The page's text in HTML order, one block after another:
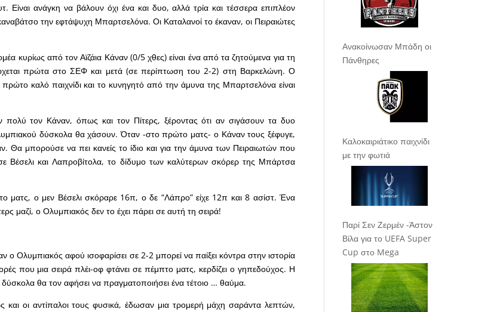
Είναι ανάγκη να βάλουν όχι ένα και δυο, αλλά τρία και τέσσερα επιπλέον
την εφτάψυχη Μπαρτσελόνα. Οι Καταλανοί το έκαναν, οι Πειραιώτες
κυρίως από τον Αϊζάια Κάναν (0/5 χθες) είναι ένα από τα ζητούμενα για τη
πρώτα στο ΣΕΦ και μετά (σε περίπτωση του 2-2) στη Βαρκελώνη. Ο
πρώτο καλό παιχνίδι και το κυνηγητό από την άμυνα της Μπαρτσελόνα είναι
πολύ τον Κάναν, όπως και τον Πίτερς, ξέροντας ότι αν σιγάσουν τα δυο
δύσκολα θα χάσουν. Όταν -στο πρώτο ματς- ο Κάναν τους ξέφυγε,
Θα μπορούσε να πει κανείς το ίδιο και για την άμυνα των Πειραιωτών που
σε Βέσελι και Λαπροβίτολα, το δίδυμο των καλύτερων σκόρερ της Μπάρτσα
ματς, ο μεν Βέσελι σκόραρε 16π, ο δε “Λάπρο” είχε 12π και 8 ασίστ. Ένα
μαζί, ο Ολυμπιακός δεν το έχει πάρει σε αυτή τη σειρά!
ο Ολυμπιακός αφού ισοφαρίσει σε 2-2 μπορεί να παίξει κόντρα στην ιστορία
που μια σειρά πλέι-οφ φτάνει σε πέμπτο ματς, κερδίζει ο γηπεδούχος. Η
δύσκολα θα τον αφήσει να πραγματοποιήσει ένα τέτοιο … θαύμα.
και οι αντίπαλοι τους φυσικά, έδωσαν μια τρομερή μάχη σαράντα λεπτών,
Ανακοίνωσαν Μπάδη οι
Πάνθηρες
Καλοκαιριάτικο παιχνίδι
με την φωτιά
Παρί Σεν Ζερμέν -Άστον
Βίλα για το UEFA Super
Cup στο Mega